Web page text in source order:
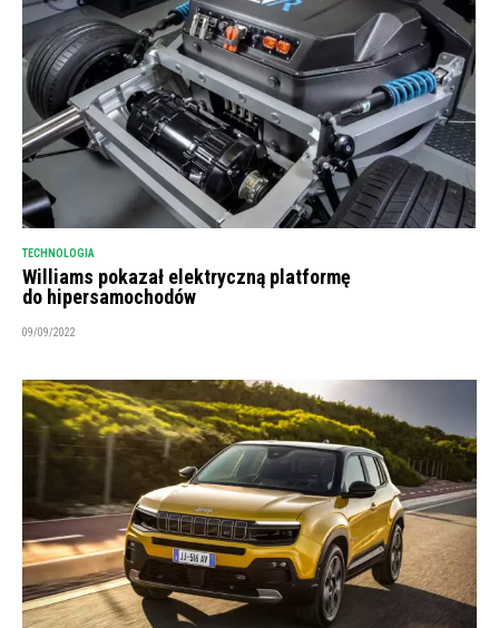
TECHNOLOGIA
Williams pokazał elektryczną platformę
do hipersamochodów
09/09/2022